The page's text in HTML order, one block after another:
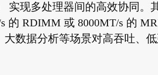
实现多处理器间的高效协同。
的 RDIMM 或 8000MT/s 的
数据分析等场景对高吞吐、